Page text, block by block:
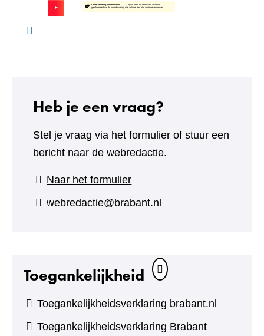
Heb je een vraag?
Stel je vraag via het formulier of stuur een
bericht naar de webredactie.
Naar het formulier(verwijst
naar
webredactie@brabant.nl
Toegankelijkheid
Toegankelijkheidsverklaring brabant.nl
Toegankelijkheidsverklaring Brabant